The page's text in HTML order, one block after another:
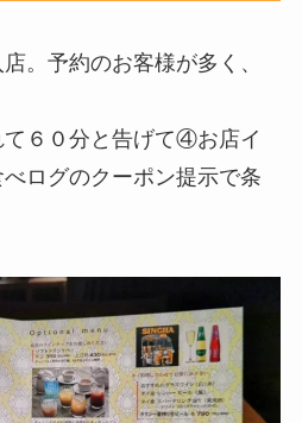
。予約のお客様が多く、
６０分と告げて④お店イ
ログのクーポン提示で条